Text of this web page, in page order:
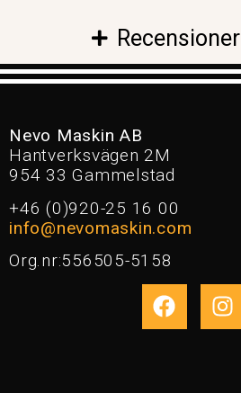
Recensioner
Nevo Maskin AB
Hantverksvägen 2M
954 33 Gammelstad
+46 (0)920-25 16 00
info@nevomaskin.com
Org.nr:556505-5158